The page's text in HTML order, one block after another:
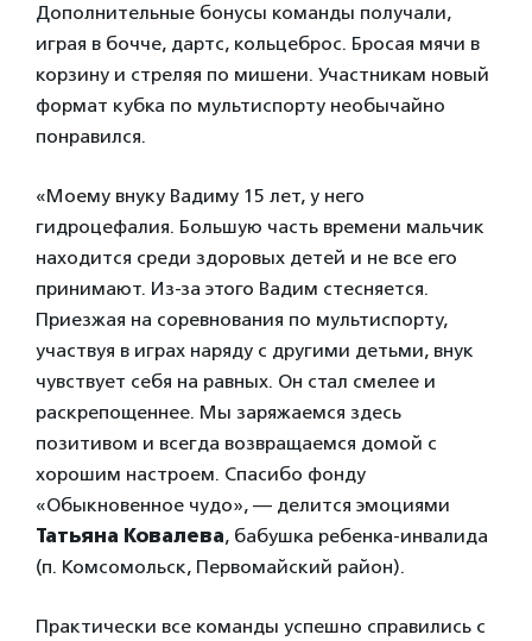
Дополнительные бонусы команды получали,
играя в бочче, дартс, кольцеброс. Бросая мячи в
корзину и стреляя по мишени. Участникам новый
формат кубка по мультиспорту необычайно
понравился.
«Моему внуку Вадиму 15 лет, у него
гидроцефалия. Большую часть времени мальчик
находится среди здоровых детей и не все его
принимают. Из-за этого Вадим стесняется.
Приезжая на соревнования по мультиспорту,
участвуя в играх наряду с другими детьми, внук
чувствует себя на равных. Он стал смелее и
раскрепощеннее. Мы заряжаемся здесь
позитивом и всегда возвращаемся домой с
хорошим настроем. Спасибо фонду
«Обыкновенное чудо», — делится эмоциями
Татьяна Ковалева, бабушка ребенка-инвалида
(п. Комсомольск, Первомайский район).
Практически все команды успешно справились с